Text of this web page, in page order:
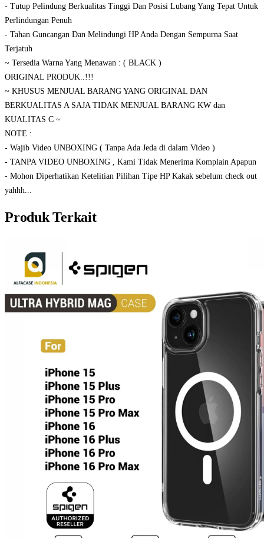
- Tutup Pelindung Berkualitas Tinggi Dan Posisi Lubang Yang Tepat Untuk
Perlindungan Penuh
- Tahan Guncangan Dan Melindungi HP Anda Dengan Sempurna Saat
Terjatuh
~ Tersedia Warna Yang Menawan : ( BLACK )
ORIGINAL PRODUK..!!!
~ KHUSUS MENJUAL BARANG YANG ORIGINAL DAN
BERKUALITAS A SAJA TIDAK MENJUAL BARANG KW dan
KUALITAS C ~
NOTE :
- Wajib Video UNBOXING ( Tanpa Ada Jeda di dalam Video )
- TANPA VIDEO UNBOXING , Kami Tidak Menerima Komplain Apapun
- Mohon Diperhatikan Ketelitian Pilihan Tipe HP Kakak sebelum check out
yahhh...
Produk Terkait